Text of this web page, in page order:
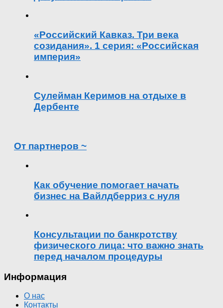
«Российский Кавказ. Три века
созидания». 1 серия: «Российская
империя»
Сулейман Керимов на отдыхе в
Дербенте
От партнеров ~
Как обучение помогает начать
бизнес на Вайлдберриз с нуля
Консультации по банкротству
физического лица: что важно знать
перед началом процедуры
Информация
О нас
Контакты